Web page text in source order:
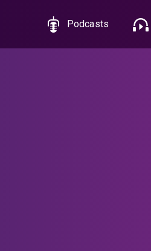
Podcasts